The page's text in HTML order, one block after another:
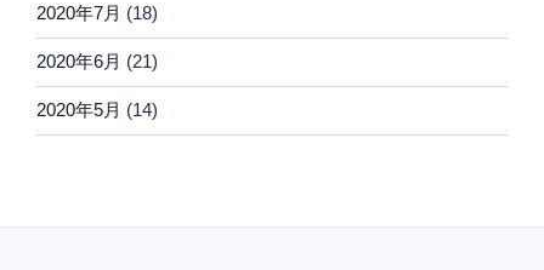
2020年7月 (18)
2020年6月 (21)
2020年5月 (14)